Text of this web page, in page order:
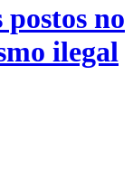
no
ilegal